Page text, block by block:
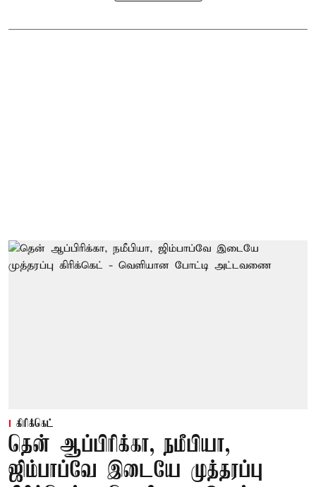
கிரிக்கெட்
தென் ஆப்பிரிக்கா, நமீபியா,
ஜிம்பாப்வே இடையே முத்தரப்பு